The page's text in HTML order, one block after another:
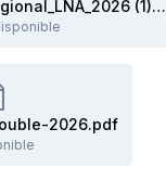
Championnat_Regional_LNA_2026 (1).pdf
2026.pdf